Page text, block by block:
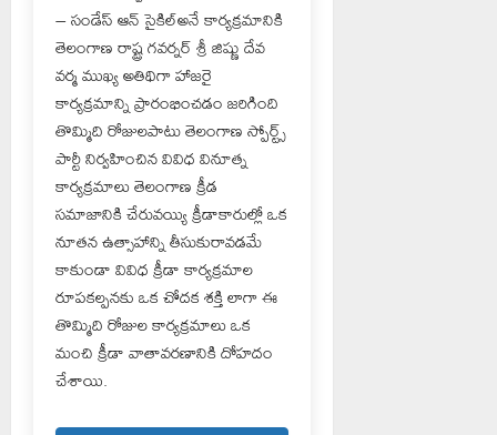
– సండేస్ ఆన్ సైకిల్అనే కార్యక్రమానికి
తెలంగాణ రాష్ట్ర గవర్నర్ శ్రీ జిష్ణు దేవ
వర్మ ముఖ్య అతిథిగా హాజరై
కార్యక్రమాన్ని ప్రారంభించడం జరిగింది
తొమ్మిది రోజులపాటు తెలంగాణ స్పోర్ట్స్
పార్టీ నిర్వహించిన వివిధ వినూత్న
కార్యక్రమాలు తెలంగాణ క్రీడ
సమాజానికి చేరువయ్యి క్రీడాకారుల్లో ఒక
నూతన ఉత్సాహాన్ని తీసుకురావడమే
కాకుండా వివిధ క్రీడా కార్యక్రమాల
రూపకల్పనకు ఒక చోదక శక్తి లాగా ఈ
తొమ్మిది రోజుల కార్యక్రమాలు ఒక
మంచి క్రీడా వాతావరణానికి దోహదం
చేశాయి.